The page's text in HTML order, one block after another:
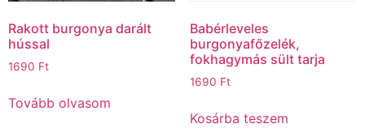
Rakott burgonya darált
hússal
1690 Ft
Tovább olvasom
Babérleveles
burgonyafőzelék,
fokhagymás sült tarja
1690 Ft
Kosárba teszem